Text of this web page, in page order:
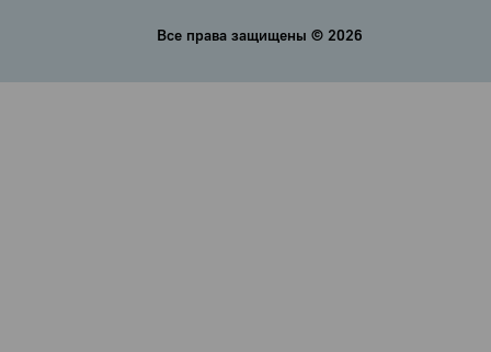
Все права защищены © 2026